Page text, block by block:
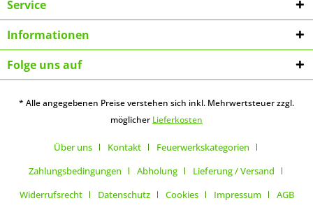
Service
Informationen
Folge uns auf
* Alle angegebenen Preise verstehen sich inkl. Mehrwertsteuer zzgl.
möglicher Lieferkosten
Über uns Kontakt
Feuerwerkskategorien
Zahlungsbedingungen
Abholung
Lieferung / Versand
Widerrufsrecht
Datenschutz Cookies Impressum AGB